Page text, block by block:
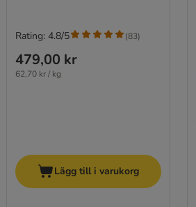
479,00 kr
62,70 kr / kg
Rating: 4.8/5 (83)
Lägg till i varukorg